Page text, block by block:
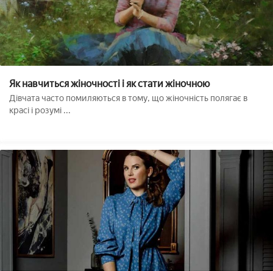
Як навчиться жіночності і як стати жіночною
Дівчата часто помиляються в тому, що жіночність полягає в
красі і розумі ...